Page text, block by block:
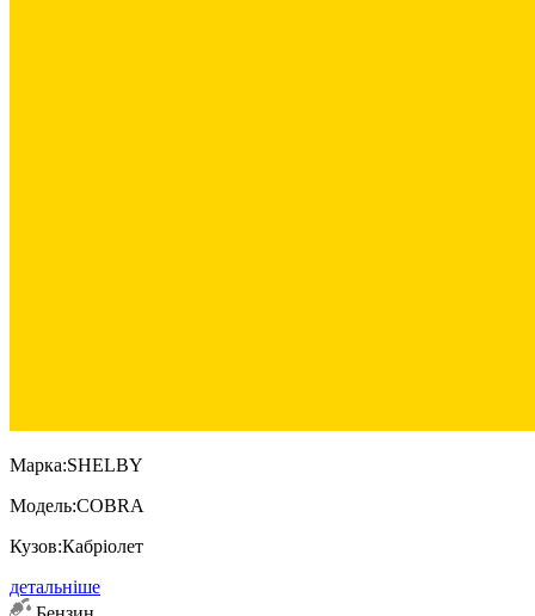
Марка:SHELBY
Модель:COBRA
Кузов:Кабріолет
детальніше